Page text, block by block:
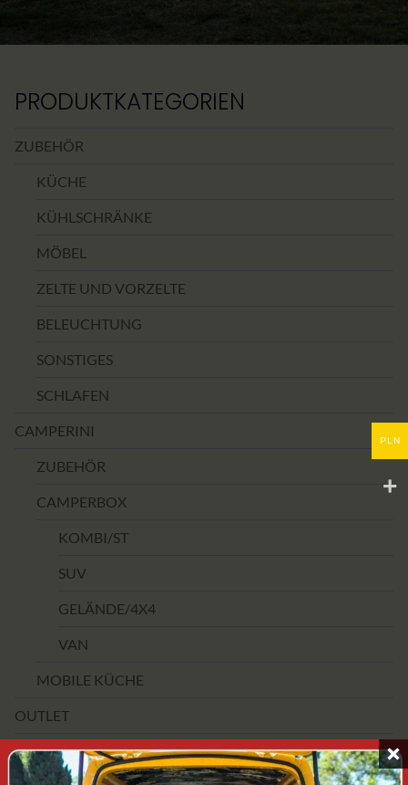
PRODUKTKATEGORIEN
ZUBEHÖR
KÜCHE
KÜHLSCHRÄNKE
MÖBEL
ZELTE UND VORZELTE
BELEUCHTUNG
SONSTIGES
SCHLAFEN
CAMPERINI
ZUBEHÖR
CAMPERBOX
KOMBI/ST
SUV
GELÄNDE/4X4
VAN
MOBILE KÜCHE
OUTLET
PREISSPANNE
PLN